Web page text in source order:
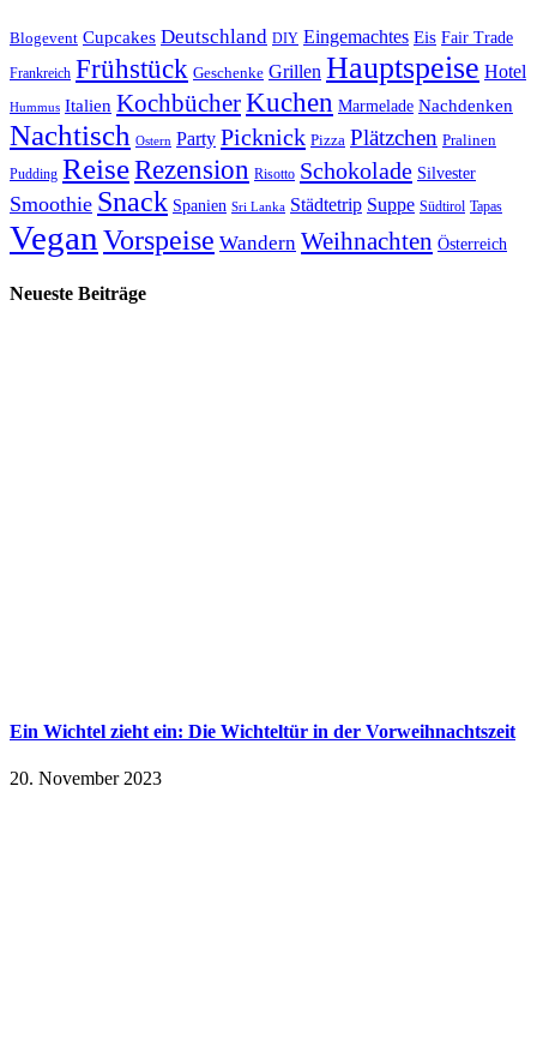
Blogevent Cupcakes Deutschland DIY Eingemachtes Eis Fair Trade
Frankreich Frühstück Geschenke Grillen Hauptspeise Hotel
Hummus Italien KochbücherKuchen Marmelade Nachdenken
Nachtisch Ostern Party Picknick Pizza Plätzchen Pralinen
Pudding ReiseRezension Risotto Schokolade Silvester
Smoothie Snack Spanien Sri Lanka Städtetrip Suppe Südtirol Tapas
Vegan Vorspeise Wandern Weihnachten Österreich
Neueste Beiträge
Ein Wichtel zieht ein: Die Wichteltür in der Vorweihnachtszeit
20. November 2023